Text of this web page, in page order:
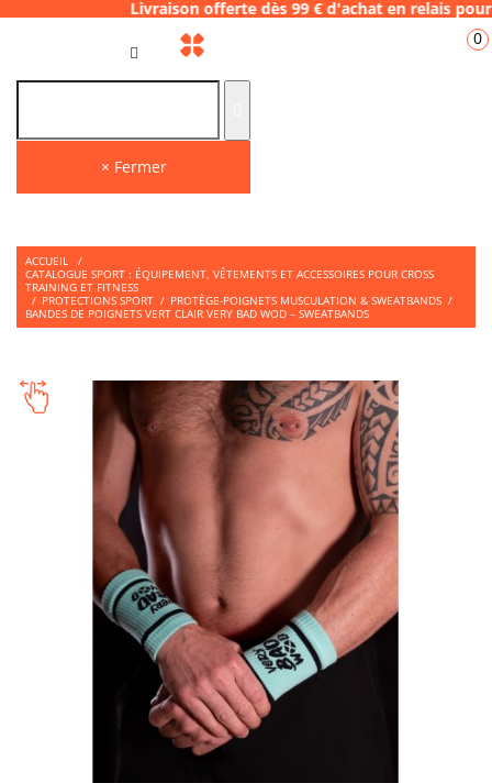
offerte dès 99 € d'achat en
× Fermer
0
ACCUEIL
/
CATALOGUE SPORT : ÉQUIPEMENT, VÊTEMENTS ET ACCESSOIRES POUR CROSS
TRAINING ET FITNESS
/ PROTECTIONS SPORT / PROTÈGE-POIGNETS MUSCULATION & SWEATBANDS /
BANDES DE POIGNETS VERT CLAIR VERY BAD WOD – SWEATBANDS